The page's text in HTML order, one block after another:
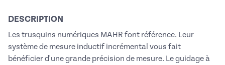
DESCRIPTION
Les trusquins numériques MAHR font référence. Leur
système de mesure inductif incrémental vous fait
bénéficier d'une grande précision de mesure. Le guidage à